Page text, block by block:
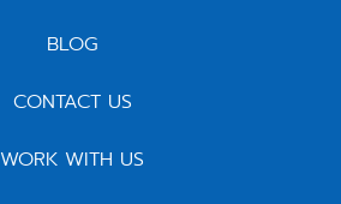
BLOG
CONTACT US
WORK WITH US